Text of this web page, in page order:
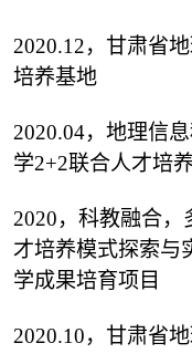
2020.12，甘肃省
培养基地
2020.04，地理信
学2+2联合人才培
2020，科教融合
才培养模式探索与
学成果培育项目
2020.10，甘肃省